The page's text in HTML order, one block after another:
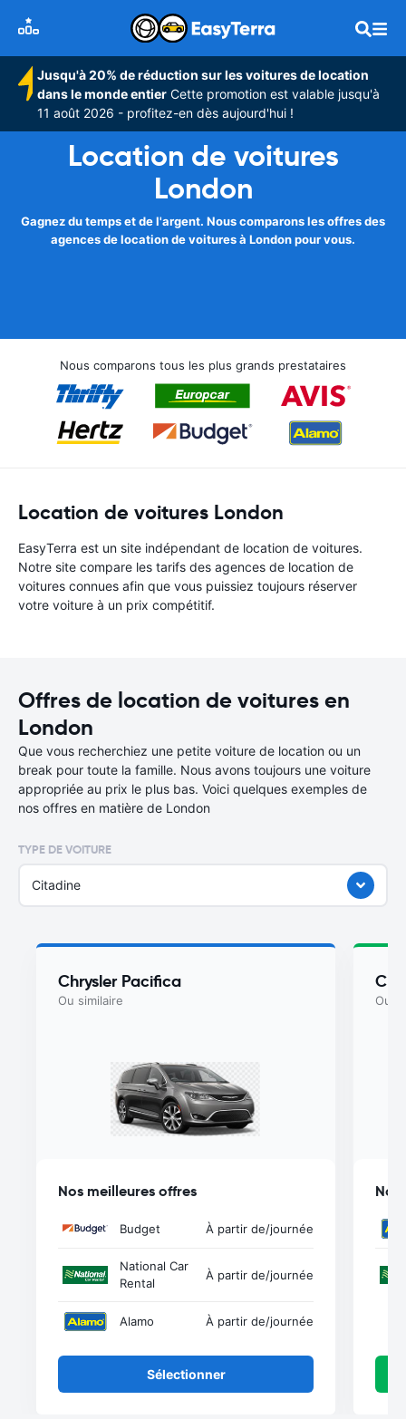
Jusqu'à 20% de réduction sur les voitures de location
dans le monde entier Cette promotion est valable jusqu'à
11 août 2026 - profitez-en dès aujourd'hui !
Location de voitures
London
Gagnez du temps et de l'argent. Nous comparons les offres des
agences de location de voitures à London pour vous.
Nous comparons tous les plus grands prestataires
Location de voitures London
EasyTerra est un site indépendant de location de voitures.
Notre site compare les tarifs des agences de location de
voitures connues afin que vous puissiez toujours réserver
votre voiture à un prix compétitif.
Offres de location de voitures en
London
Que vous recherchiez une petite voiture de location ou un
break pour toute la famille. Nous avons toujours une voiture
appropriée au prix le plus bas. Voici quelques exemples de
nos offres en matière de London
TYPE DE VOITURE
Citadine
Chrysler Pacifica
Ou similaire
Nos meilleures offres
Budget À partir de/journée
National Car
Rental
À partir de/journée
Alamo À partir de/journée
Sélectionner
Ou
Nos